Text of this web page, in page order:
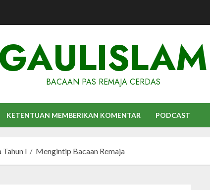
GAULISLAM
BACAAN PAS REMAJA CERDAS
KETENTUAN MEMBERIKAN KOMENTAR PODCAST
I Mengintip Bacaan Remaja